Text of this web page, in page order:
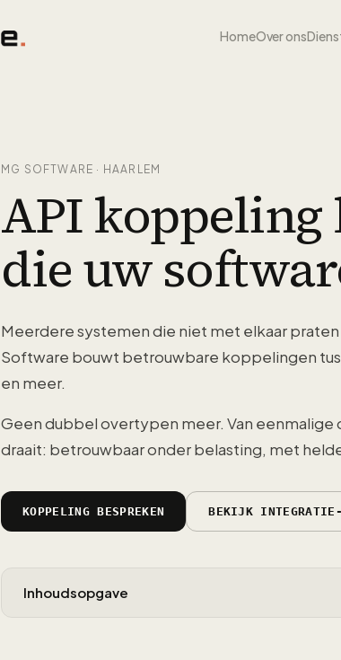
HomeOver ons
MG SOFTWARE · HAARLEM
API koppeling
die uw
Meerdere systemen die niet met elkaar
Software bouwt betrouwbare koppelingen
en meer.
Geen dubbel overtypen meer. Van
draait: betrouwbaar onder belasting, met
KOPPELING BESPREKEN BEKIJK INTEGRATIE-
Inhoudsopgave